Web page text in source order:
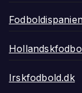
Irskfodbold.dk